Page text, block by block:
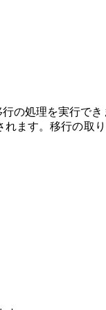
の処理を実行で
ます。移行の取